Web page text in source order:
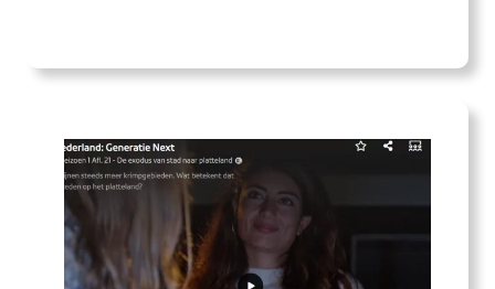
uitgezonden vanuit Finse stad Lahti, de
kanshebbers voor…